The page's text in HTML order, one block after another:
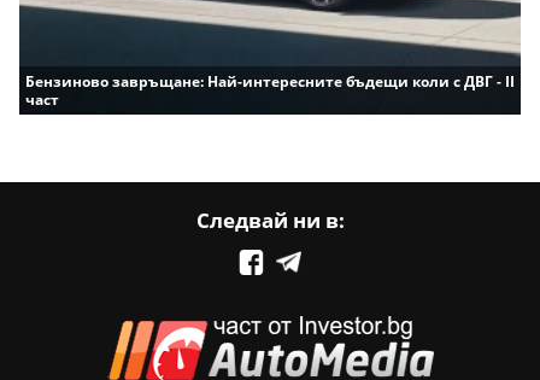
Бензиново завръщане: Най-интересните бъдещи коли с ДВГ - II
част
Следвай ни в: